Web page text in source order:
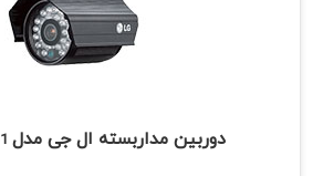
دوربین مداربسته ال جی مدل